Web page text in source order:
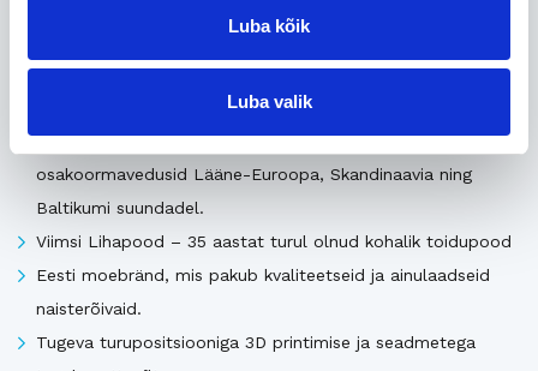
Luba kõik
Luba valik
Uusimad müügis olevad ettevõtted Eestis
Pika ajalooga transpordiettevõte, mis pakub täis- ja
osakoormavedusid Lääne-Euroopa, Skandinaavia ning
Baltikumi suundadel.
Viimsi Lihapood – 35 aastat turul olnud kohalik toidupood
Eesti moebränd, mis pakub kvaliteetseid ja ainulaadseid
naisterõivaid.
Tugeva turupositsiooniga 3D printimise ja seadmetega